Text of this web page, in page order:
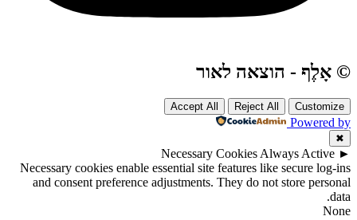
© אָלֶף - הוצאה לאור
Customize
Reject All
Accept All
Powered by
✖
►
Necessary CookiesAlways Active
Necessary cookies enable essential site features like secure log-ins
and consent preference adjustments. They do not store personal
data.
None